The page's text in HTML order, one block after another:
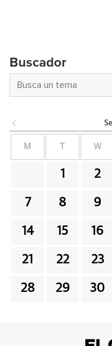
Buscador
M W
1 2
7 8 9
14 15 16
21 22 23
28 29 30